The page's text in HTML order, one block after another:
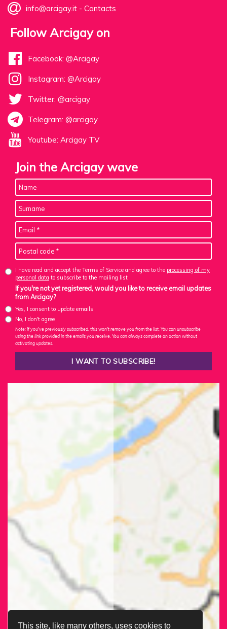
This site, like many others, uses cookies to
info@arcigay.it - Contacts
Follow Arcigay on
Facebook: @Arcigay
Instagram: @Arcigay
Twitter: @arcigay
Telegram: @arcigay
Youtube: Arcigay TV
Join the Arcigay wave
I have read and accept the Terms of Service and agree to the processing of my
personal data to subscribe to the mailing list
If you're not yet registered, would you like to receive email updates
from Arcigay?
Yes, I consent to update emails
No, I don't agree
Note: If you've previously subscribed, this won't remove you from the list. You can unsubscribe
using the link provided in the emails you receive. You can always complete an action without
activating updates.